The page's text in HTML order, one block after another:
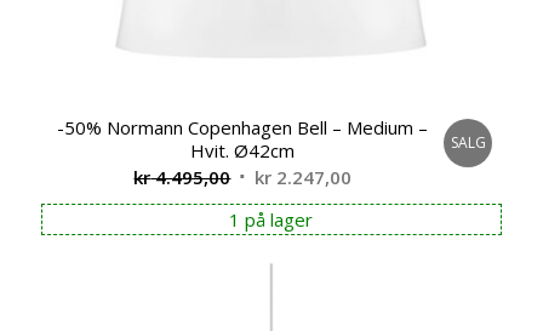
-50% Normann Copenhagen Bell – Medium –
Hvit. Ø42cm
kr4.495,00 Opprinnelig
pris
var:
kr 4.495,00.
kr 2.247,00
pris
er:
SALG
1 på lager